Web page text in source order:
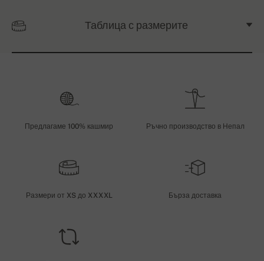
Таблица с размерите
Предлагаме 100% кашмир Ръчно производство в Непал
Размери от XS до XXXXL Бърза доставка